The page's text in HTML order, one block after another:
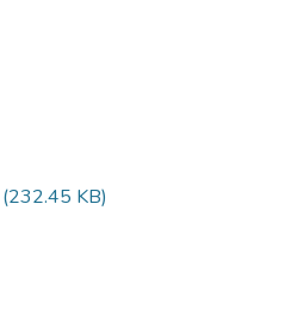
(232.45 KB)